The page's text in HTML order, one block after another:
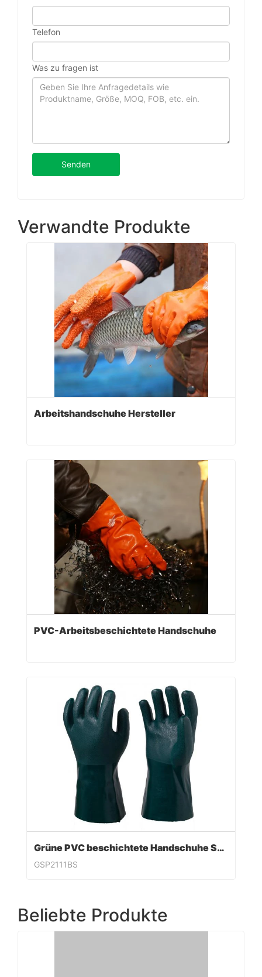
Telefon
Was zu fragen ist
Senden
Verwandte Produkte
Arbeitshandschuhe Hersteller
PVC-Arbeitsbeschichtete Handschuhe
Grüne PVC beschichtete Handschuhe Sandy Finish
GSP2111BS
Beliebte Produkte